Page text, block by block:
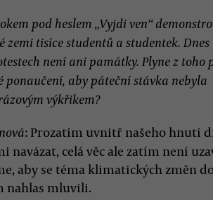
pod heslem „Vyjdi ven“
zemi tisíce studentů a studentek. Dnes
není ani památky. Plyne z toho
ponaučení, aby páteční stávka nebyla
výkřikem?
: Prozatím uvnitř našeho hnutí
navázat, celá věc ale zatím není
aby se téma klimatických změn
nahlas mluvili.